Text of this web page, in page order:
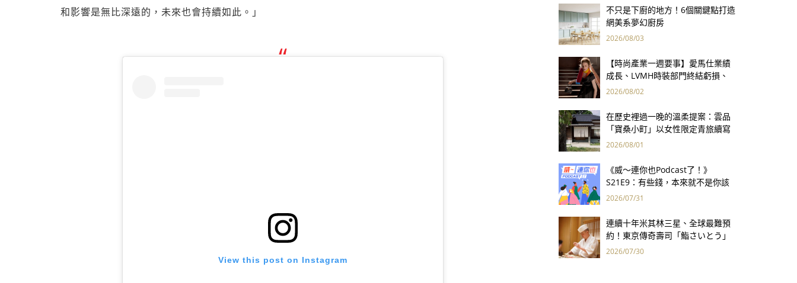
和影響是無比深遠的，未來也會持續如此。」
View this post on Instagram
不只是下廚的地方！6個關鍵點打造
網美系夢幻廚房
2026/08/03
【時尚產業一週要事】愛馬仕業績
成長、LVMH時裝部門終結虧損、
Kering轉型策略初現成效、Prada
2026/08/02
在歷史裡過一晚的溫柔提案：雲品
「寶桑小町」以女性限定青旅續寫
台東老屋記憶
2026/08/01
《威～連你也Podcast了！》
S21E9：有些錢，本來就不是你該
賺的——讀《一個投機者的告白》
2026/07/31
連續十年米其林三星、全球最難預
約！東京傳奇壽司「鮨さいとう」
為何破例首度來台？
2026/07/30